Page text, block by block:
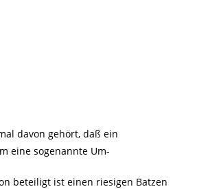
davon gehört, daß ein
eine sogenannte Um-
beteiligt ist einen riesigen Batzen